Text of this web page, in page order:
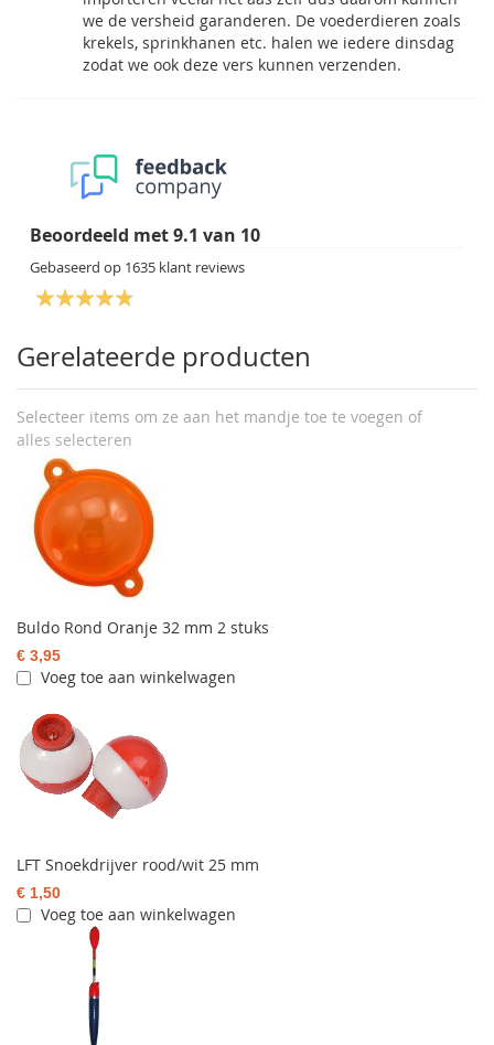
we de versheid garanderen. De voederdieren zoals
krekels, sprinkhanen etc. halen we iedere dinsdag
zodat we ook deze vers kunnen verzenden.
Beoordeeld met9.1 van 10
Gebaseerd op 1635 klant reviews
Gerelateerde producten
Selecteer items om ze aan het mandje toe te voegen of
alles selecteren
Buldo Rond Oranje 32 mm 2 stuks
€ 3,95
Voeg toe aan winkelwagen
LFT Snoekdrijver rood/wit 25 mm
€ 1,50
Voeg toe aan winkelwagen